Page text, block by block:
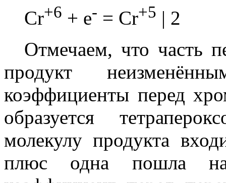
Cr+6 + e- = Cr+5 | 2
Отмечаем, что часть
продукт
коэффициенты перед
образуется
молекулу продукта
плюс одна пошла на